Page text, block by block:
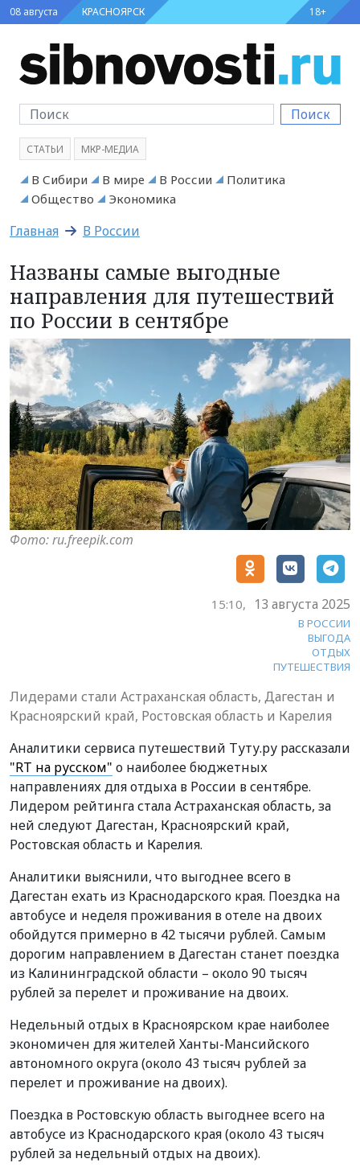
08 августа КРАСНОЯРСК 18+
Поиск
СТАТЬИ МКР-МЕДИА
В Сибири В мире В России
Политика
Общество
Экономика
Главная В России
Названы самые выгодные
направления для путешествий
по России в сентябре
Фото: ru.freepik.com
15:10, 13 августа 2025
В РОССИИ
ВЫГОДА
ОТДЫХ
ПУТЕШЕСТВИЯ
Лидерами стали Астраханская область, Дагестан и
Красноярский край, Ростовская область и Карелия
Аналитики сервиса путешествий Туту.ру рассказали
"RT на русском" о наиболее бюджетных
направлениях для отдыха в России в сентябре.
Лидером рейтинга стала Астраханская область, за
ней следуют Дагестан, Красноярский край,
Ростовская область и Карелия.
Аналитики выяснили, что выгоднее всего в
Дагестан ехать из Краснодарского края. Поездка на
автобусе и неделя проживания в отеле на двоих
обойдутся примерно в 42 тысячи рублей. Самым
дорогим направлением в Дагестан станет поездка
из Калининградской области – около 90 тысяч
рублей за перелет и проживание на двоих.
Недельный отдых в Красноярском крае наиболее
экономичен для жителей Ханты-Мансийского
автономного округа (около 43 тысяч рублей за
перелет и проживание на двоих).
Поездка в Ростовскую область выгоднее всего на
автобусе из Краснодарского края (около 43 тысяч
рублей за недельный отдых на двоих).